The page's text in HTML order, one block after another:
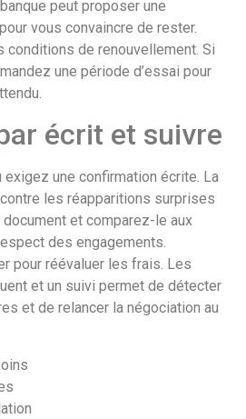
peut proposer une
vous convaincre de rester.
conditions de renouvellement. Si
une période d’essai pour
écrit et suivre
exigez une confirmation écrite. La
les réapparitions surprises
et comparez-le aux
des engagements.
pour réévaluer les frais. Les
et un suivi permet de détecter
et de relancer la négociation au